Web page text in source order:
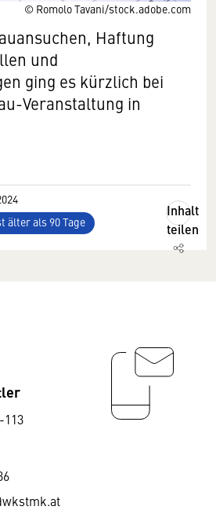
© Romolo Tavani/stock.adobe.com
Haftung
und
ging es kürzlich bei
Veranstaltung in
älter als 90 Tage
Inhalt
teilen
113